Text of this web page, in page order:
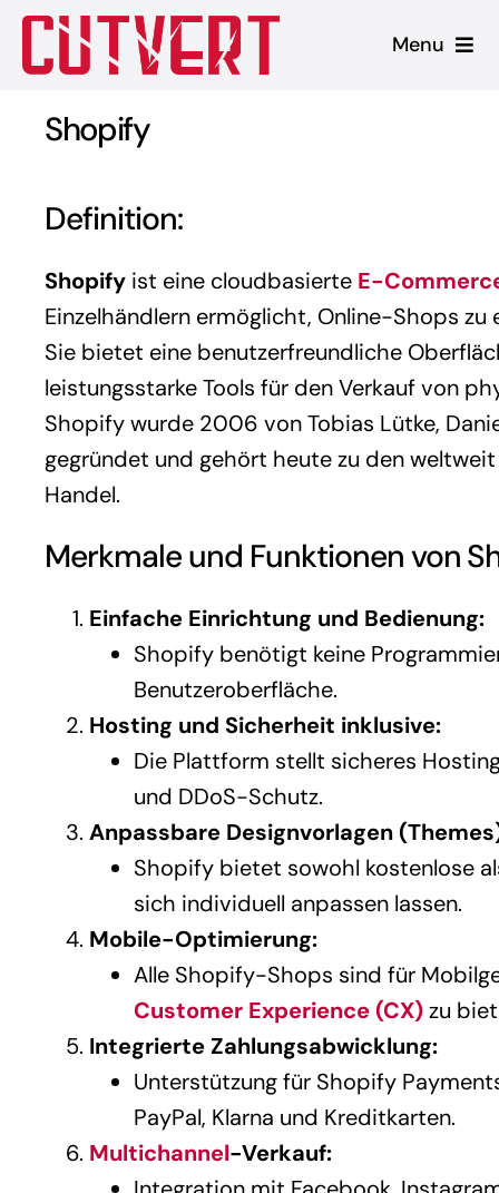
Zum
Inhalt
Menu
Referenzen
Blog
Shopify
Definition:
Shopify ist eine cloudbasierte E-
Einzelhändlern ermöglicht, Online-Shops zu
Sie bietet eine benutzerfreundliche
leistungsstarke Tools für den Verkauf von
Shopify wurde 2006 von Tobias Lütke,
gegründet und gehört heute zu den
Handel.
Merkmale und Funktionen von
Einfache Einrichtung und Bedienung:
Shopify benötigt keine
Benutzeroberfläche.
Hosting und Sicherheit inklusive:
Die Plattform stellt sicheres
und DDoS-Schutz.
Anpassbare Designvorlagen
Shopify bietet sowohl kostenlose
sich individuell anpassen lassen.
Mobile-Optimierung:
Alle Shopify-Shops sind für
Customer Experience (CX)zu
Integrierte Zahlungsabwicklung:
Unterstützung für Shopify
PayPal, Klarna und Kreditkarten.
Multichannel-Verkauf: